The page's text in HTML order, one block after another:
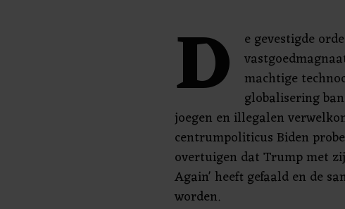
D
e gevestigde
machtige
globalisering
joegen en illegalen
centrumpoliticus Biden
overtuigen dat Trump met
Again' heeft gefaald en de
worden.